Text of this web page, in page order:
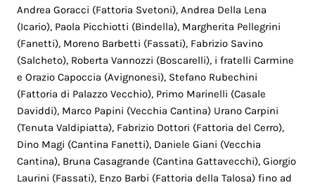
Andrea Goracci (Fattoria Svetoni), Andrea Della Lena
(Icario), Paola Picchiotti (Bindella), Margherita Pellegrini
(Fanetti), Moreno Barbetti (Fassati), Fabrizio Savino
(Salcheto), Roberta Vannozzi (Boscarelli), i fratelli Carmine
e Orazio Capoccia (Avignonesi), Stefano Rubechini
(Fattoria di Palazzo Vecchio), Primo Marinelli (Casale
Daviddi), Marco Papini (Vecchia Cantina) Urano Carpini
(Tenuta Valdipiatta), Fabrizio Dottori (Fattoria del Cerro),
Dino Magi (Cantina Fanetti), Daniele Giani (Vecchia
Cantina), Bruna Casagrande (Cantina Gattavecchi), Giorgio
Laurini (Fassati), Enzo Barbi (Fattoria della Talosa) fino ad